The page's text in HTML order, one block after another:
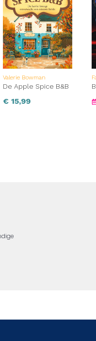
Valerie Bowman
De Apple Spice B&B
€15,99